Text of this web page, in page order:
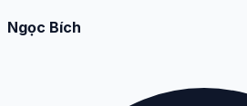
Ngọc Bích